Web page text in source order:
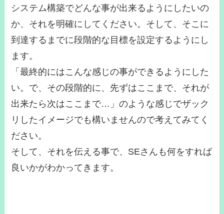
システム構築でどんな事が出来るようにしたいの
か、それを明確にしてください。そして、そこに
到達するまでに段階的な目標を設定するようにし
ます。
「最終的にはこんな感じの事ができるようにした
い。で、その段階的に、先ずはここまで、それが
出来たら次はここまで…」のような感じでザック
リしたイメージでも構いませんので考えてみてく
ださい。
そして、それを伝える事で、SEさんも何をすれば
良いかがわかってきます。